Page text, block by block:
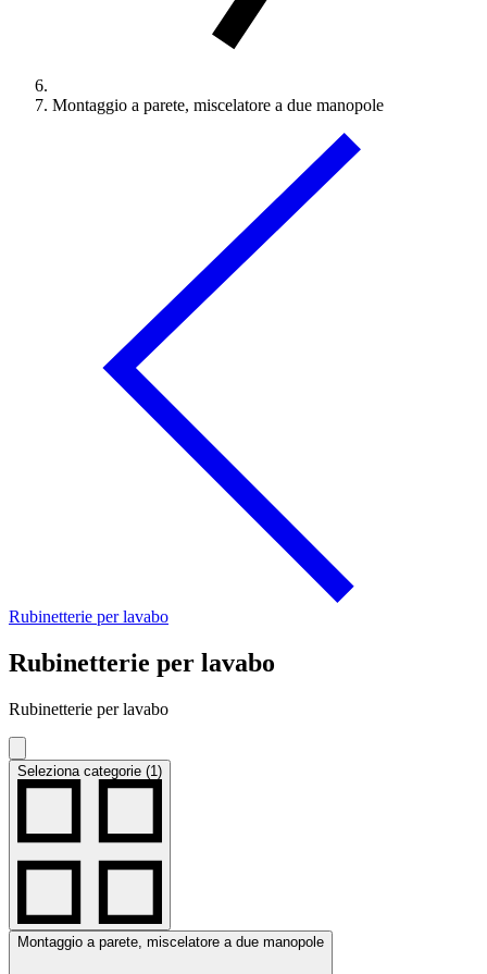
Montaggio a parete, miscelatore a due manopole
Rubinetterie per lavabo
Rubinetterie per lavabo
Rubinetterie per lavabo
Seleziona categorie (1)
Montaggio a parete, miscelatore a due manopole